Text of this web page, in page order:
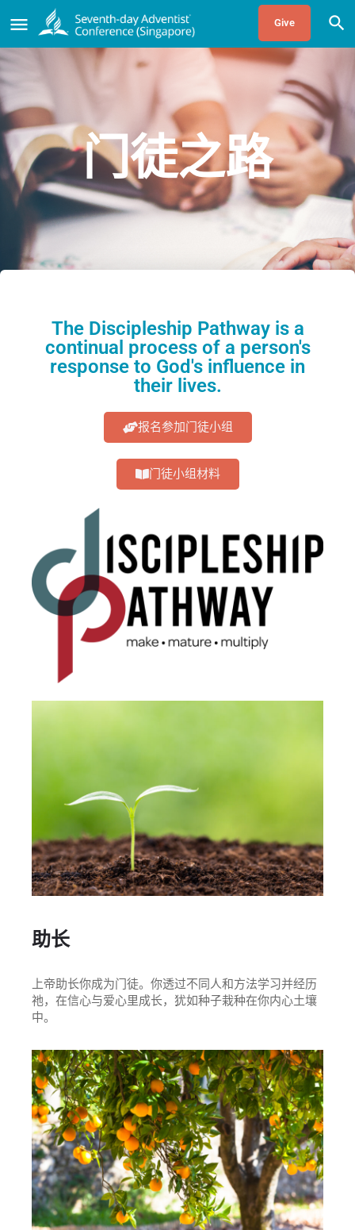
Give
门徒之路
The Discipleship Pathway is a
continual process of a person's
response to God's influence in
their lives.
报名参加门徒小组
门徒小组材料
助长
上帝助长你成为门徒。你透过不同人和方法学习并经历
祂，在信心与爱心里成长，犹如种子栽种在你内心土壤
中。